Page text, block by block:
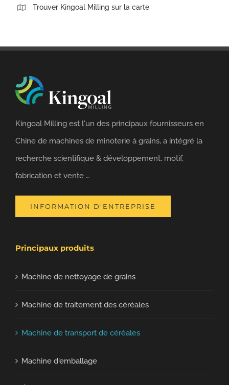
Trouver Kingoal Milling sur la carte
Kingoal Milling est l'un des principaux fournisseurs en
Chine de machines de minoterie à grains, a intégré la
recherche scientifique & développement, motif,
fabrication et vente …
INFORMATION D'ENTREPRISE
Principaux produits
Machine de nettoyage de grains
Machine de traitement des céréales
Machine de transport de céréales
Machine d'emballage